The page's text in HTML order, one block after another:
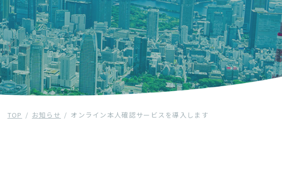
TOP お知らせ オンライン本人確認サービスを導入します